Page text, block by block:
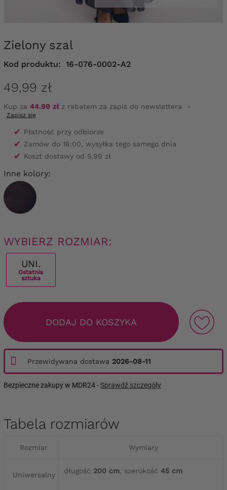
Zielony szal
Kod produktu: 16-076-0002-A2
49,99 zł
Kup za 44.99 złz rabatem za zapis do newslettera -
Zapisz się
✔ Płatność przy odbiorze
✔ Zamów do 16:00, wysyłka tego samego dnia
✔ Koszt dostawy od 5,99 zł
Inne kolory:
WYBIERZ ROZMIAR:
UNI.
Ostatnia
sztuka
DODAJ DO KOSZYKA
Przewidywana dostawa 2026-08-11
Bezpieczne zakupy w MDR24 -Sprawdź szczegóły
Tabela rozmiarów
Rozmiar Wymiary
Uniwersalny długość 200 cm, szerokość 45 cm